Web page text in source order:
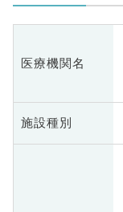
医療機関名
施設種別